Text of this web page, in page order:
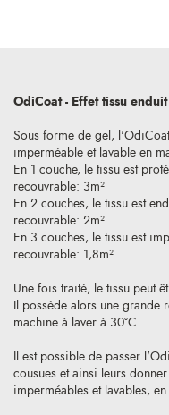
OdiCoat - Effet tissu enduit
Sous forme de gel,
imperméable et lavable en
En 1 couche, le tissu est
recouvrable: 3m²
En 2 couches, le tissu est
recouvrable: 2m²
En 3 couches, le tissu est
recouvrable: 1,8m²
Une fois traité, le tissu peut
Il possède alors une grande
machine à laver à 30°C.
Il est possible de passer
cousues et ainsi leurs
imperméables et lavables,